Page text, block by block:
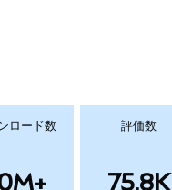
ロード数 評価数
75.8K